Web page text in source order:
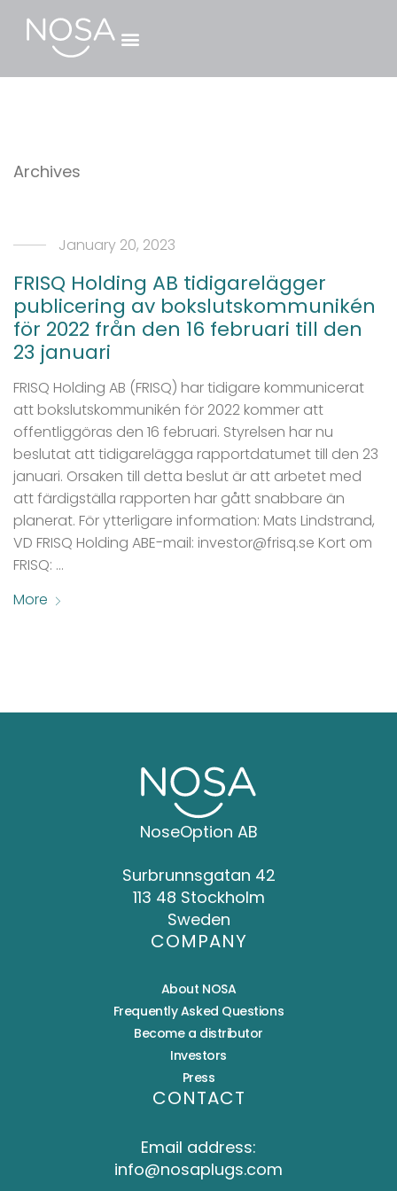
Archives
January 20, 2023
FRISQ Holding AB tidigarelägger
publicering av bokslutskommunikén
för 2022 från den 16 februari till den
23 januari
FRISQ Holding AB (FRISQ) har tidigare kommunicerat
att bokslutskommunikén för 2022 kommer att
offentliggöras den 16 februari. Styrelsen har nu
beslutat att tidigarelägga rapportdatumet till den 23
januari. Orsaken till detta beslut är att arbetet med
att färdigställa rapporten har gått snabbare än
planerat. För ytterligare information: Mats Lindstrand,
VD FRISQ Holding ABE-mail: investor@frisq.se Kort om
FRISQ: …
More
NoseOption AB
Surbrunnsgatan 42
113 48 Stockholm
Sweden
COMPANY
About NOSA
Frequently Asked Questions
Become a distributor
Investors
Press
CONTACT
Email address:
info@nosaplugs.com